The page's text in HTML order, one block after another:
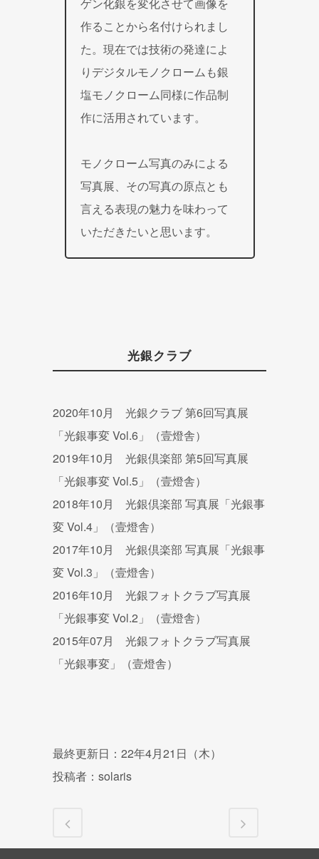
作ることから名付けられまし
た。現在では技術の発達によ
りデジタルモノクロームも銀
塩モノクローム同様に作品制
作に活用されています。
モノクローム写真のみによる
写真展、その写真の原点とも
言える表現の魅力を味わって
いただきたいと思います。
光銀クラブ
2020年10月 光銀クラブ 第6回写真展
「光銀事変 Vol.6」（壹燈舎）
2019年10月 光銀倶楽部 第5回写真展
「光銀事変 Vol.5」（壹燈舎）
2018年10月 光銀倶楽部 写真展「光銀事
変 Vol.4」（壹燈舎）
2017年10月 光銀倶楽部 写真展「光銀事
変 Vol.3」（壹燈舎）
2016年10月 光銀フォトクラブ写真展
「光銀事変 Vol.2」（壹燈舎）
2015年07月 光銀フォトクラブ写真展
「光銀事変」（壹燈舎）
最終更新日：22年4月21日（木）
投稿者：solaris